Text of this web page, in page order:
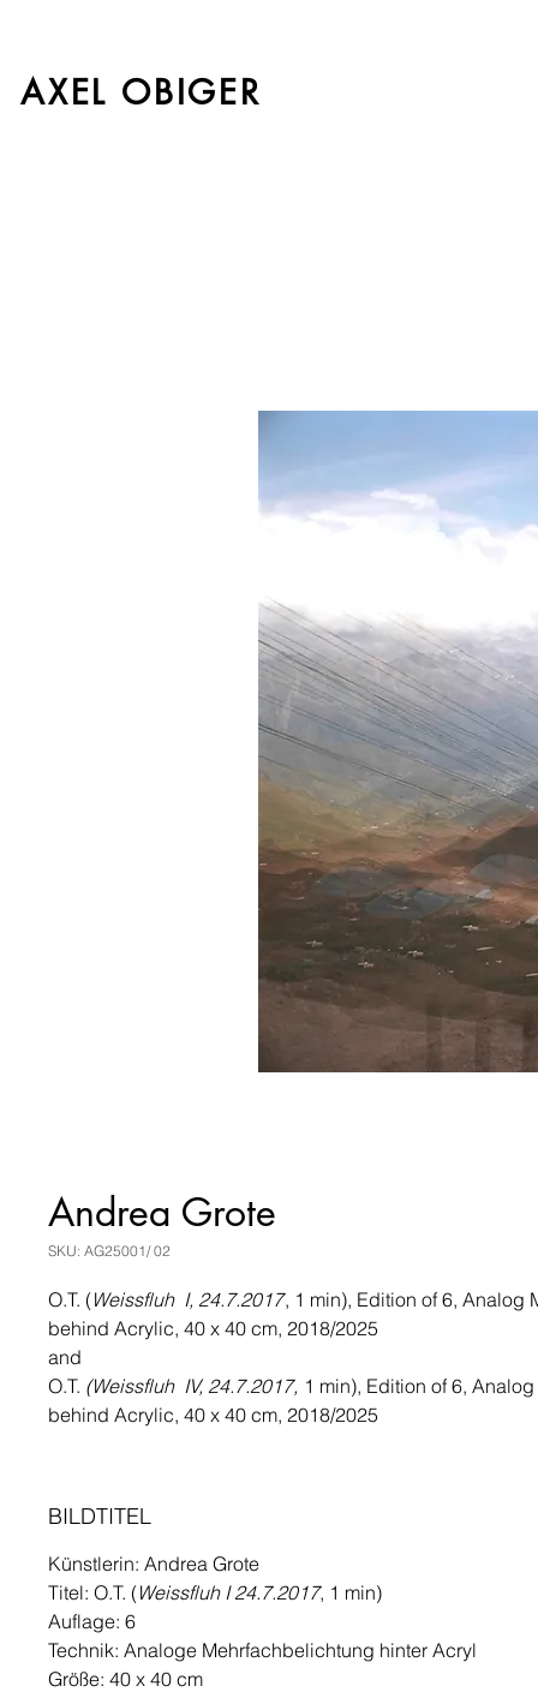
AXEL OBIGER
Andrea Grote
SKU: AG25001/ 02
O.T. (Weissfluh I, 24.7.2017, 1 min), Edition of 6, Analog
behind Acrylic, 40 x 40 cm, 2018/2025
and
O.T. (Weissfluh IV, 24.7.2017, 1 min), Edition of 6,
behind Acrylic, 40 x 40 cm, 2018/2025
BILDTITEL
Künstlerin: Andrea Grote
Titel: O.T. (Weissfluh I 24.7.2017, 1 min)
Auflage: 6
Technik: Analoge Mehrfachbelichtung hinter Acryl
Größe: 40 x 40 cm